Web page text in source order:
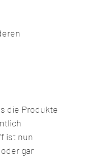
die Produkte
ist nun
gar